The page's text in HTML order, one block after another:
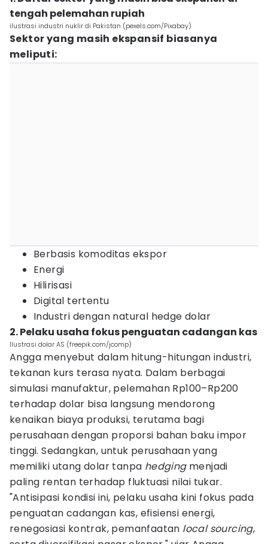
tengah pelemahan rupiah
ilustrasi industri nuklir di Pakistan (pexels.com/Pixabay)
Sektor yang masih ekspansif biasanya
meliputi:
Berbasis komoditas ekspor
Energi
Hilirisasi
Digital tertentu
Industri dengan natural hedge dolar
2. Pelaku usaha fokus penguatan cadangan kas
Ilustrasi dolar AS (freepik.com/jcomp)
Angga menyebut dalam hitung-hitungan industri,
tekanan kurs terasa nyata. Dalam berbagai
simulasi manufaktur, pelemahan Rp100–Rp200
terhadap dolar bisa langsung mendorong
kenaikan biaya produksi, terutama bagi
perusahaan dengan proporsi bahan baku impor
tinggi. Sedangkan, untuk perusahaan yang
memiliki utang dolar tanpa hedgingmenjadi
paling rentan terhadap fluktuasi nilai tukar.
"Antisipasi kondisi ini, pelaku usaha kini fokus pada
penguatan cadangan kas, efisiensi energi,
renegosiasi kontrak, pemanfaatan local sourcing,